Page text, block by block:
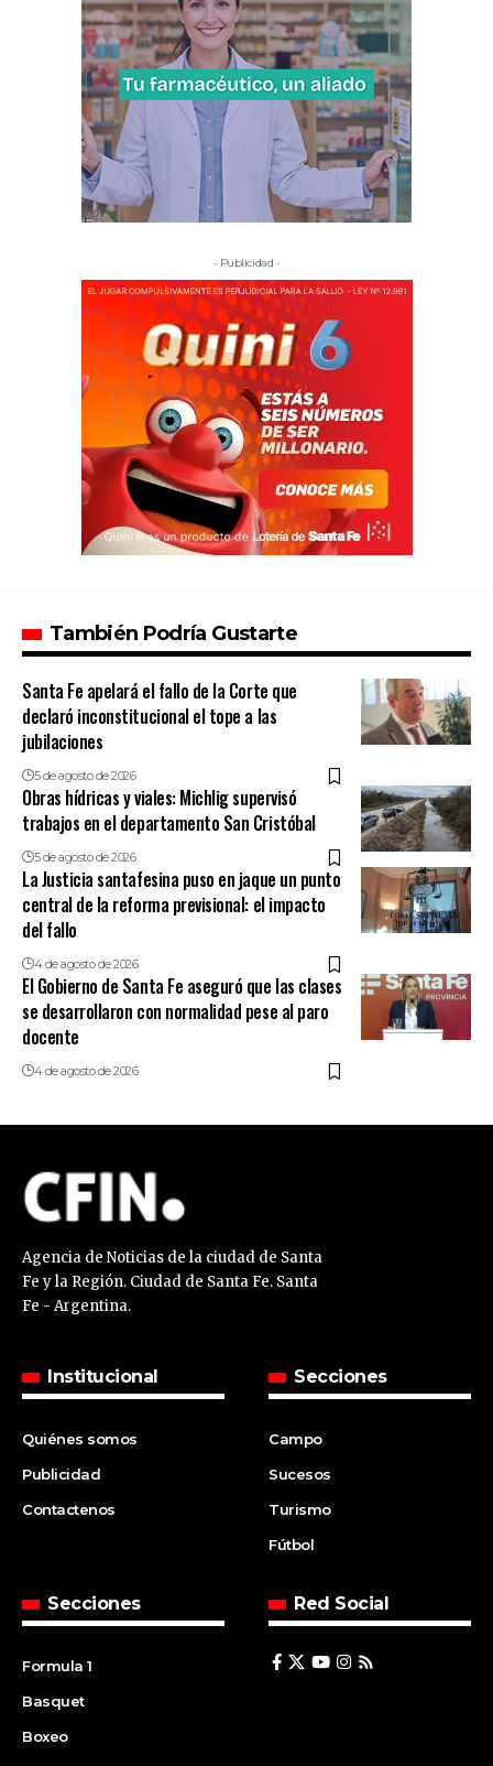
- Publicidad -
También Podría Gustarte
Santa Fe apelará el fallo de la Corte que
declaró inconstitucional el tope a las
jubilaciones
5 de agosto de 2026
Obras hídricas y viales: Michlig supervisó
trabajos en el departamento San Cristóbal
5 de agosto de 2026
La Justicia santafesina puso en jaque un punto
central de la reforma previsional: el impacto
del fallo
4 de agosto de 2026
El Gobierno de Santa Fe aseguró que las clases
se desarrollaron con normalidad pese al paro
docente
4 de agosto de 2026
Agencia de Noticias de la ciudad de Santa
Fe y la Región. Ciudad de Santa Fe. Santa
Fe - Argentina.
Institucional
Quiénes somos
Publicidad
Contactenos
Secciones
Campo
Sucesos
Turismo
Fútbol
Secciones
Formula 1
Basquet
Boxeo
Red Social